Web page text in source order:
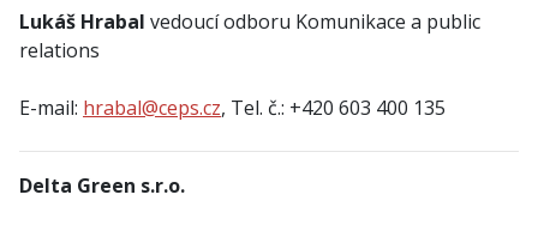
Lukáš Hrabal vedoucí odboru Komunikace a public
relations
E-mail: hrabal@ceps.cz, Tel. č.: +420 603 400 135
Delta Green s.r.o.